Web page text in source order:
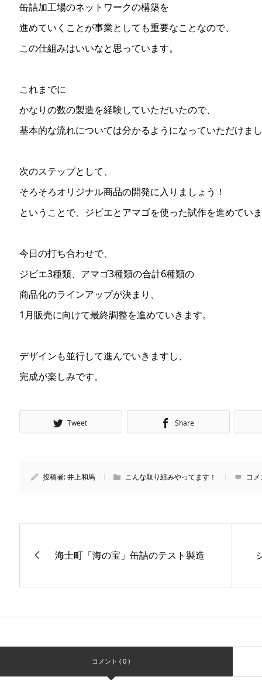
缶詰加工場のネットワークの構築を
進めていくことが事業としても重要なことなので、
この仕組みはいいなと思っています。
これまでに
かなりの数の製造を経験していただいたので、
基本的な流れについては分かるようになっていただけまし
次のステップとして、
そろそろオリジナル商品の開発に入りましょう！
ということで、ジビエとアマゴを使った試作を進めていま
今日の打ち合わせで、
ジビエ3種類、アマゴ3種類の合計6種類の
商品化のラインアップが決まり、
1月販売に向けて最終調整を進めていきます。
デザインも並行して進んでいきますし、
完成が楽しみです。
Tweet Share
投稿者:井上和馬 こんな取り組みやってます！ コ
海士町「海の宝」缶詰のテスト製造
コメント ( 0 )